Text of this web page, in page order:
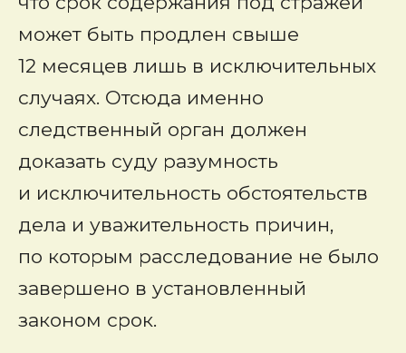
может быть продлен свыше
12 месяцев лишь в исключительных
случаях. Отсюда именно
следственный орган должен
доказать суду разумность
и исключительность обстоятельств
дела и уважительность причин,
по которым расследование не было
завершено в установленный
законом срок.